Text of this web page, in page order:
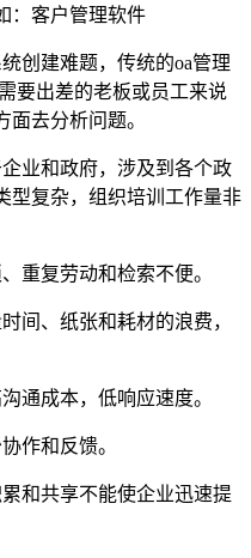
：客户管理软件
建难题，传统的oa管理
要出差的老板或员工来说
去分析问题。
业和政府，涉及到各个政
型复杂，组织培训工作量非
复劳动和检索不便。
、纸张和耗材的浪费，
成本，低响应速度。
作和反馈。
和共享不能使企业迅速提